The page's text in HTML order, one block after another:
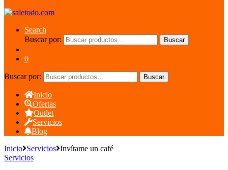
Search
Buscar por:
Buscar
0
Buscar por: Buscar
Inicio
Ofertas
Outlet
Servicios
Blog
Inicio Servicios Invítame un café
Servicios